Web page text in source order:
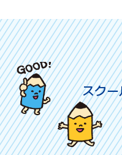
スク